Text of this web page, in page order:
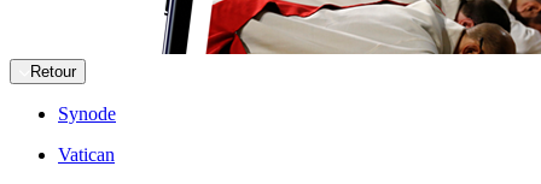
Retour
Synode
Vatican